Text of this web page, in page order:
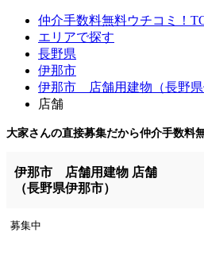
仲介手数料無料ウチコミ！
エリアで探す
長野県
伊那市
伊那市 店舗用建物（長野県
店舗
大家さんの直接募集だから仲介手数料
伊那市 店舗用建物 店舗
（長野県伊那市）
募集中